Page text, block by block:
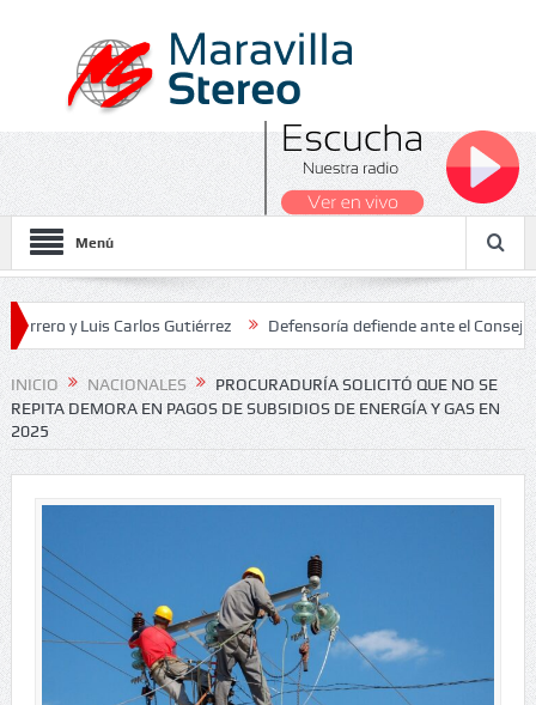
Menú
Carlos Gutiérrez Defensoría defiende ante el Consejo de
Nacionales 2026
INICIO NACIONALES
PROCURADURÍA SOLICITÓ QUE NO SE
REPITA DEMORA EN PAGOS DE SUBSIDIOS DE ENERGÍA Y GAS EN
2025